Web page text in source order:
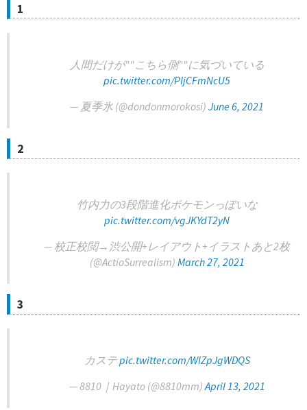
1
人間だけが""こちら側""に気づいている
pic.twitter.com/PljCFmNcU5
— 夏季氷 (@dondonmorokosi) June 6, 2021
2
竹内力の3段階進化ポケモンっぽいな
pic.twitter.com/vgJKYdT2yN
— 校正校閲→渋公開+レイアウト+イラストあと2枚
(@ActioSurrealism) March 27, 2021
3
カステpic.twitter.com/WIZpJgWDQS
— 8810｜Hayato (@8810mm)April 13, 2021